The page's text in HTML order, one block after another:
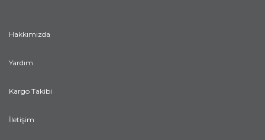
Hakkımızda
Yardım
Kargo Takibi
İletişim